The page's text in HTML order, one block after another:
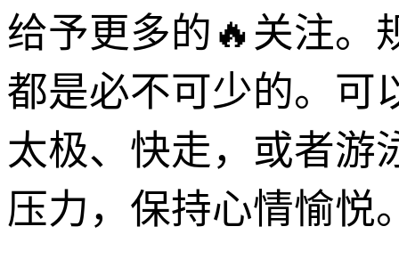
给予更多的🔥关注。
都是必不可少的。可
太极、快走，或者游
压力，保持心情愉悦